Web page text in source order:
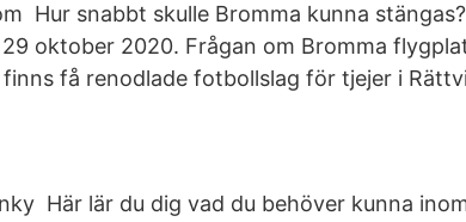
Hur snabbt skulle Bromma kunna
oktober 2020. Frågan om Bromma
få renodlade fotbollslag för tjejer i
Här lär du dig vad du behöver kunna